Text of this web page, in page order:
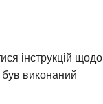
інструкцій щодо
виконаний